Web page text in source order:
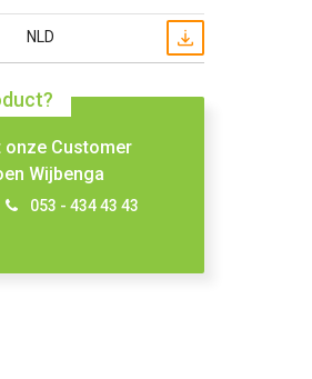
NLD
onze Customer
Wijbenga
053 - 434 43 43